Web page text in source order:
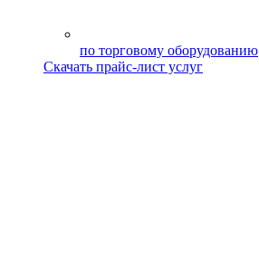
по торговому оборудованию
Скачать прайс-лист услуг